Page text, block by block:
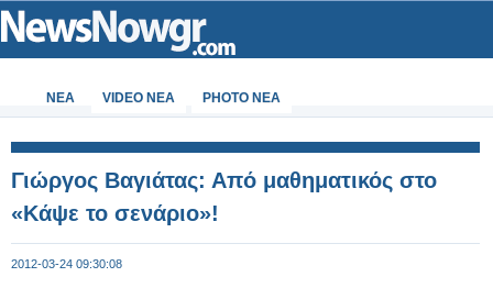
ΝΕΑ VIDEO NEA PHOTO NEA
Γιώργος Βαγιάτας: Από μαθηματικός στο
«Κάψε το σενάριο»!
2012-03-24 09:30:08